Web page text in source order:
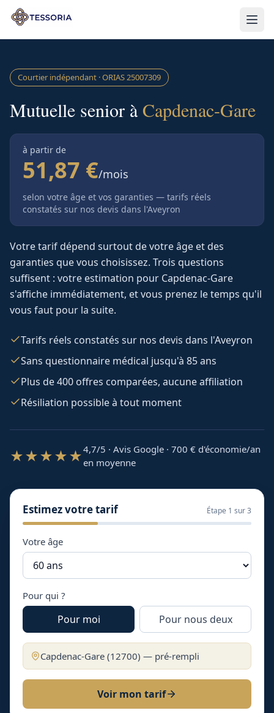
Aller au contenu principal
Courtier indépendant · ORIAS25007309
Mutuelle senior àCapdenac-Gare
à partir de
51,87 €/mois
selon votre âge et vos garanties — tarifs réels
constatés sur nos devis dans l'Aveyron
Votre tarif dépend surtout de votre âge et des
garanties que vous choisissez. Trois questions
suffisent : votre estimation pour Capdenac-Gare
s'affiche immédiatement, et vous prenez le temps qu'il
vous faut pour la suite.
Tarifs réels constatés sur nos devis dans l'Aveyron
Sans questionnaire médical jusqu'à 85 ans
Plus de 400 offres comparées, aucune affiliation
Résiliation possible à tout moment
★★★★★4,7/5 · Avis Google · 700 € d'économie/an
en moyenne
Estimez votre tarif Étape 1 sur 3
Votre âge
Pour qui ?
Pour moi Pour nous deux
Capdenac-Gare (12700) — pré-rempli
Voir mon tarif